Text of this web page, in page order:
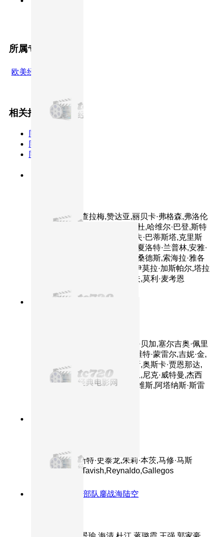
所属专题
欧美经典电影合集
相关推荐
同类型
同主演
同年份
主演：提莫西·查拉梅,赞达亚,丽贝卡·弗格森,弗洛伦
丝·皮尤,奥斯汀·巴特勒,蕾雅·赛杜,哈维尔·巴登,斯特
兰·斯卡斯加德,乔什·布洛林,戴夫·巴蒂斯塔,克里斯
托弗·沃肯,蒂姆·布雷克·尼尔森,夏洛特·兰普林,安雅·
泰勒-乔伊,斯蒂芬·亨德森,安东·桑德斯,索海拉·雅各
布,特雷茜库根,阿伦·梅迪扎德,伊莫拉·加斯帕尔,塔拉
·布雷思纳克,小彼得·斯托亚诺夫,莫利·麦考恩
主演：西尔维斯特·史泰龙,帕斯·贝加,塞尔吉奥·佩里
斯-门切塔,艾德里安娜·巴拉扎,维特·蒙雷尔,吉妮·金,
华金·科西奥,帕斯卡西奥·洛佩斯,奥斯卡·贾恩那达,
亚历山大·迪米特罗夫,亚伦·科恩,尼克·威特曼,杰西
卡·马德森,路易·曼迪勒,欧文·戴维斯,阿塔纳斯·斯雷
主演：西尔维斯特·史泰龙,朱莉·本茨,马修·马斯
登,Graham,McTavish,Reynaldo,Gallegos
特种部队鏖战海陆空